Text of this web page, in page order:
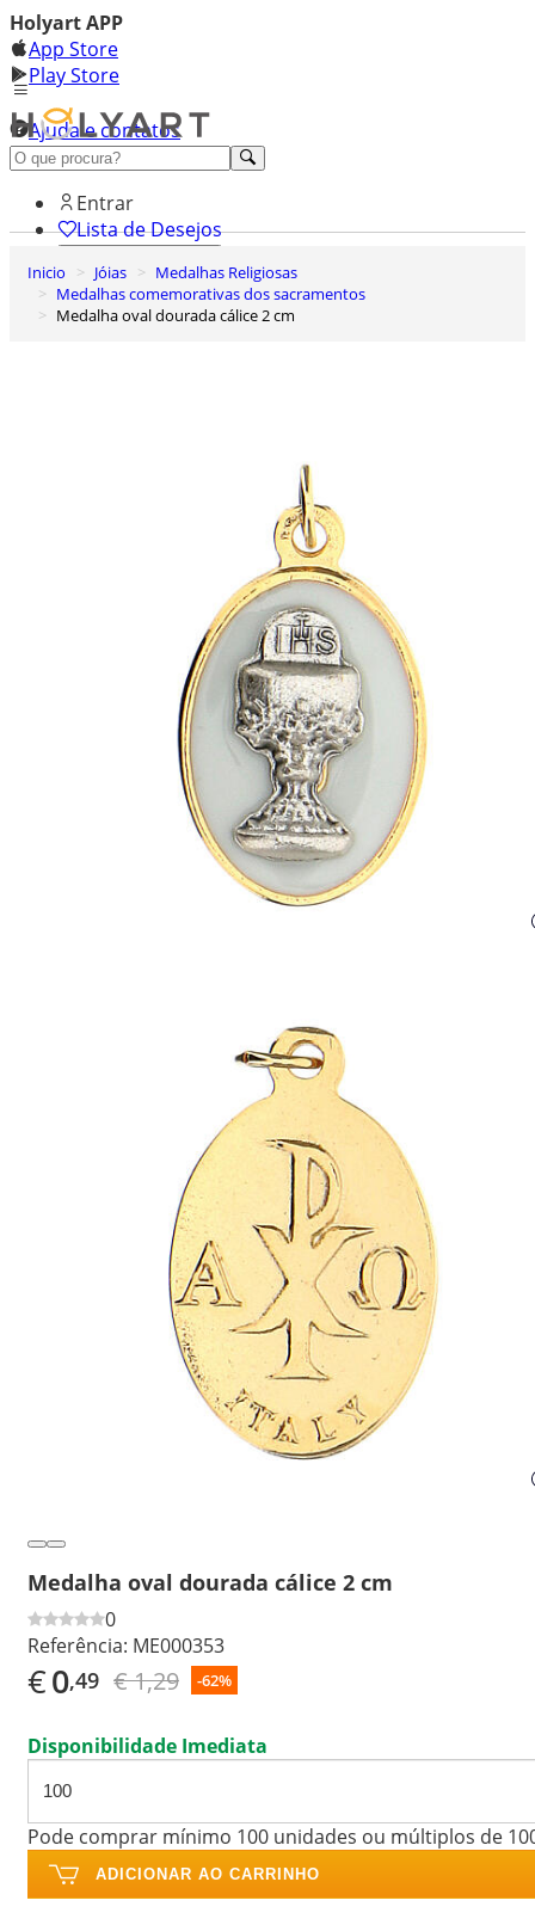
Holyart APP
App Store
Play Store
Ajuda e contatos
Conheça premium
Entrar
Lista de Desejos
0
Carrinho de Compras
Inicio Jóias
Medalhas Religiosas
Medalhas comemorativas dos sacramentos
Medalha oval dourada cálice 2 cm
Medalha oval dourada cálice 2 cm
0
Referência: ME000353
€0,49 € 1,29 -62%
Disponibilidade Imediata
Pode comprar mínimo 100 unidades ou múltiplos de
ADICIONAR AO CARRINHO